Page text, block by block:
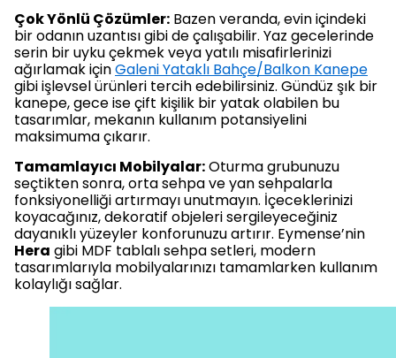
Çok Yönlü Çözümler: Bazen veranda, evin içindeki
bir odanın uzantısı gibi de çalışabilir. Yaz gecelerinde
serin bir uyku çekmek veya yatılı misafirlerinizi
ağırlamak içinGaleni Yataklı Bahçe/Balkon Kanepe
gibi işlevsel ürünleri tercih edebilirsiniz. Gündüz şık bir
kanepe, gece ise çift kişilik bir yatak olabilen bu
tasarımlar, mekanın kullanım potansiyelini
maksimuma çıkarır.
Tamamlayıcı Mobilyalar:Oturma grubunuzu
seçtikten sonra, orta sehpa ve yan sehpalarla
fonksiyonelliği artırmayı unutmayın. İçeceklerinizi
koyacağınız, dekoratif objeleri sergileyeceğiniz
dayanıklı yüzeyler konforunuzu artırır. Eymense’nin
Hera gibi MDF tablalı sehpa setleri, modern
tasarımlarıyla mobilyalarınızı tamamlarken kullanım
kolaylığı sağlar.